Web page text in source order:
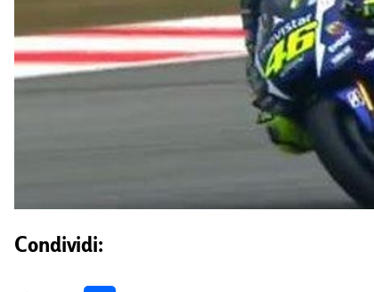
Condividi: